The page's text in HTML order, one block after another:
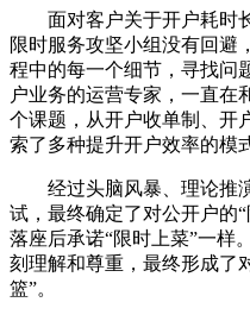
面对客户关于开户耗时
限时服务攻坚小组没有回避
程中的每一个细节，寻找问
户业务的运营专家，一直在
个课题，从开户收单制、开
索了多种提升开户效率的模
经过头脑风暴、理论推
试，最终确定了对公开户的
落座后承诺“限时上菜”一样
刻理解和尊重，最终形成了
篮”。